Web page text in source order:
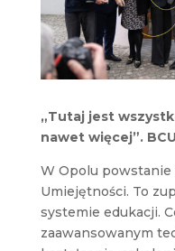
„Tutaj jest
nawet więcej”.
W Opolu
Umiejętności. To
systemie edukacji.
zaawansowanym